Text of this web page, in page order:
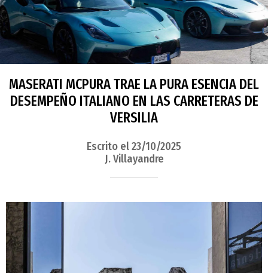
MASERATI MCPURA TRAE LA PURA ESENCIA DEL
DESEMPEÑO ITALIANO EN LAS CARRETERAS DE
VERSILIA
Escrito el 23/10/2025
J. Villayandre